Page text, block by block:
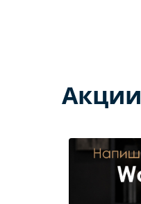
Акции